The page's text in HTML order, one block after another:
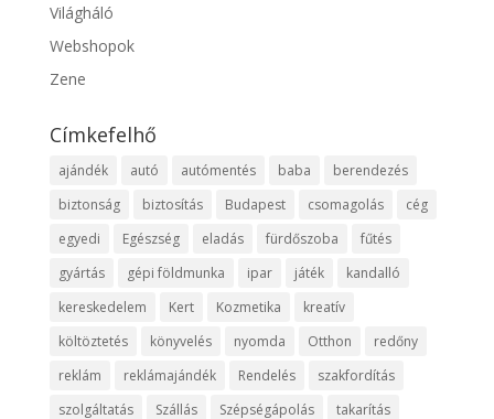
Világháló
Webshopok
Zene
Címkefelhő
ajándék autó autómentés baba
berendezés
biztonság
biztosítás Budapest csomagolás
cég
egyedi
Egészség eladás fürdőszoba
fűtés
gyártás
gépi földmunka ipar játék
kandalló
kereskedelem
Kert Kozmetika
kreatív
költöztetés
könyvelés nyomda Otthon
redőny
reklám
reklámajándék Rendelés
szakfordítás
szolgáltatás
Szállás Szépségápolás takarítás